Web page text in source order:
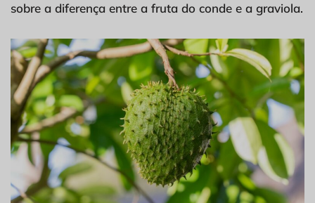
sobre a diferença entre a fruta do conde e a graviola.